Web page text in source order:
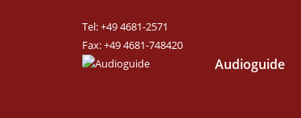
Tel: +49 4681-2571
Fax: +49 4681-748420
Audioguide